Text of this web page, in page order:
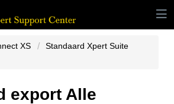
XS
Standaard Xpert Suite
export Alle